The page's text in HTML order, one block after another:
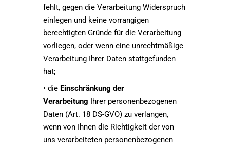
fehlt, gegen die Verarbeitung Widerspruch
einlegen und keine vorrangigen
berechtigten Gründe für die Verarbeitung
vorliegen, oder wenn eine unrechtmäßige
Verarbeitung Ihrer Daten stattgefunden
hat;
• die Einschränkung der
Verarbeitung Ihrer personenbezogenen
Daten (Art. 18 DS-GVO) zu verlangen,
wenn von Ihnen die Richtigkeit der von
uns verarbeiteten personenbezogenen